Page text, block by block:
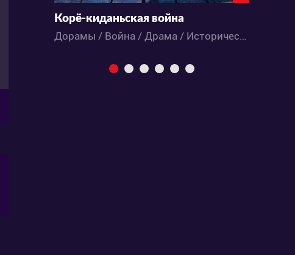
Корё-киданьская война
Дорамы / Война / Драма / Исторический